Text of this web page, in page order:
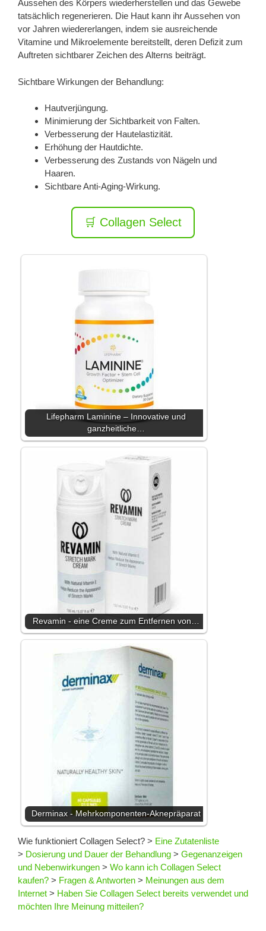
Aussehen des Körpers wiederherstellen und das Gewebe
tatsächlich regenerieren. Die Haut kann ihr Aussehen von
vor Jahren wiedererlangen, indem sie ausreichende
Vitamine und Mikroelemente bereitstellt, deren Defizit zum
Auftreten sichtbarer Zeichen des Alterns beiträgt.
Sichtbare Wirkungen der Behandlung:
Hautverjüngung.
Minimierung der Sichtbarkeit von Falten.
Verbesserung der Hautelastizität.
Erhöhung der Hautdichte.
Verbesserung des Zustands von Nägeln und
Haaren.
Sichtbare Anti-Aging-Wirkung.
🛒 Collagen Select
Lifepharm Laminine – Innovative und
ganzheitliche…
Revamin - eine Creme zum Entfernen von…
Derminax - Mehrkomponenten-Aknepräparat
Wie funktioniert Collagen Select? > Eine Zutatenliste
> Dosierung und Dauer der Behandlung > Gegenanzeigen
und Nebenwirkungen > Wo kann ich Collagen Select
kaufen? > Fragen & Antworten > Meinungen aus dem
Internet > Haben Sie Collagen Select bereits verwendet und
möchten Ihre Meinung mitteilen?